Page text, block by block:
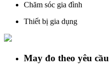
Chăm sóc gia đình
Thiết bị gia dụng
May đo theo yêu cầu